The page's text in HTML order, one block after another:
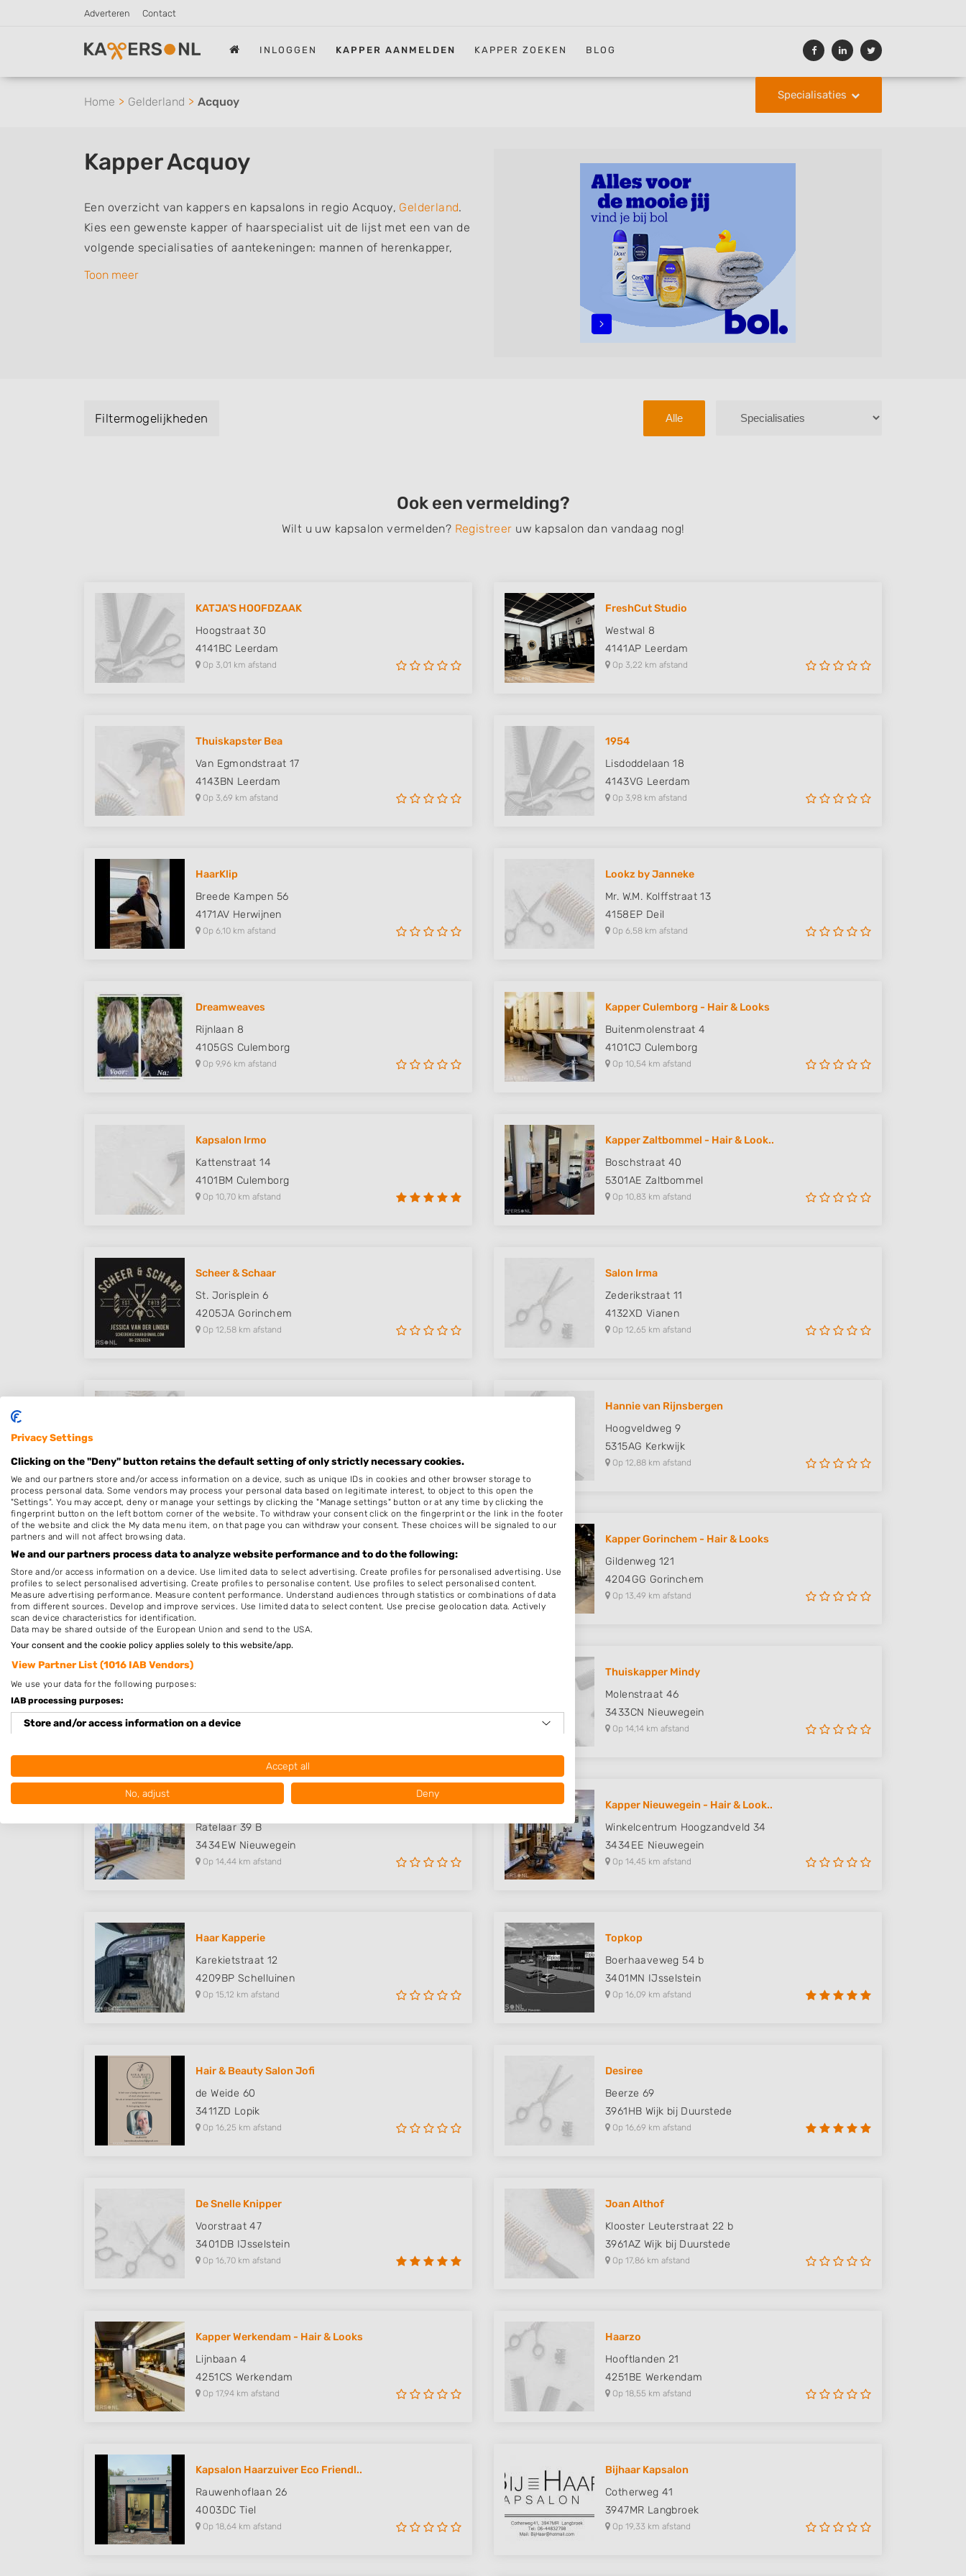
Adverteren Contact
INLOGGEN KAPPER AANMELDEN KAPPER ZOEKEN BLOG
Specialisaties
Home Gelderland Acquoy
Kapper Acquoy
Een overzicht van kappers en kapsalons in regio Acquoy, Gelderland.
Kies een gewenste kapper of haarspecialist uit de lijst met een van de
volgende specialisaties of aantekeningen: mannen of herenkapper,
vrouwen of dameskapper, kinderkapper, thuiskapper, barber of kies voor
zuid, west en het centrum) van Acquoy.
Toon meer
Filtermogelijkheden Alle
Ook een vermelding?
Wilt u uw kapsalon vermelden? Registreer uw kapsalon dan vandaag nog!
KATJA'S HOOFDZAAK
Hoogstraat 30
4141BC Leerdam
Op 3,01 km afstand
FreshCut Studio
Westwal 8
4141AP Leerdam
Op 3,22 km afstand
Thuiskapster Bea
Van Egmondstraat 17
4143BN Leerdam
Op 3,69 km afstand
1954
Lisdoddelaan 18
4143VG Leerdam
Op 3,98 km afstand
HaarKlip
Breede Kampen 56
4171AV Herwijnen
Op 6,10 km afstand
Lookz by Janneke
Mr. W.M. Kolffstraat 13
4158EP Deil
Op 6,58 km afstand
Dreamweaves
Rijnlaan 8
4105GS Culemborg
Op 9,96 km afstand
Kapper Culemborg - Hair & Looks
Buitenmolenstraat 4
4101CJ Culemborg
Op 10,54 km afstand
Kapsalon Irmo
Kattenstraat 14
4101BM Culemborg
Op 10,70 km afstand
Kapper Zaltbommel - Hair & Look..
Boschstraat 40
5301AE Zaltbommel
Op 10,83 km afstand
Scheer & Schaar
St. Jorisplein 6
4205JA Gorinchem
Op 12,58 km afstand
Salon Irma
Zederikstraat 11
4132XD Vianen
Op 12,65 km afstand
Op 12,79 km afstand
Hannie van Rijnsbergen
Hoogveldweg 9
5315AG Kerkwijk
Op 12,88 km afstand
Wickenburghselaan 2
3998JW Schalkwijk
Op 13,24 km afstand
Kapper Gorinchem - Hair & Looks
Gildenweg 121
4204GG Gorinchem
Op 13,49 km afstand
4204TS Gorinchem
Op 13,59 km afstand
Thuiskapper Mindy
Molenstraat 46
3433CN Nieuwegein
Op 14,14 km afstand
Schoonheidssalon & kapsalon de..
Ratelaar 39 B
3434EW Nieuwegein
Op 14,44 km afstand
Kapper Nieuwegein - Hair & Look..
Winkelcentrum Hoogzandveld 34
3434EE Nieuwegein
Op 14,45 km afstand
Haar Kapperie
Karekietstraat 12
4209BP Schelluinen
Op 15,12 km afstand
Topkop
Boerhaaveweg 54 b
3401MN IJsselstein
Op 16,09 km afstand
Hair & Beauty Salon Jofi
de Weide 60
3411ZD Lopik
Op 16,25 km afstand
Desiree
Beerze 69
3961HB Wijk bij Duurstede
Op 16,69 km afstand
De Snelle Knipper
Voorstraat 47
3401DB IJsselstein
Op 16,70 km afstand
Joan Althof
Klooster Leuterstraat 22 b
3961AZ Wijk bij Duurstede
Op 17,86 km afstand
Kapper Werkendam - Hair & Looks
Lijnbaan 4
4251CS Werkendam
Op 17,94 km afstand
Haarzo
Hooftlanden 21
4251BE Werkendam
Op 18,55 km afstand
Kapsalon Haarzuiver Eco Friendl..
Rauwenhoflaan 26
4003DC Tiel
Op 18,64 km afstand
Bijhaar Kapsalon
Cotherweg 41
3947MR Langbroek
Op 19,33 km afstand
Privacy Settings
Clicking on the "Deny" button retains the default setting of only strictly necessary cookies.
We and our partners store and/or access information on a device, such as unique IDs in cookies and other browser storage to
process personal data. Some vendors may process your personal data based on legitimate interest, to object to this open the
"Settings". You may accept, deny or manage your settings by clicking the "Manage settings" button or at any time by clicking the
fingerprint button on the left bottom corner of the website. To withdraw your consent click on the fingerprint or the link in the footer
of the website and click the My data menu item, on that page you can withdraw your consent. These choices will be signaled to our
partners and will not affect browsing data.
We and our partners process data to analyze website performance and to do the following:
Store and/or access information on a device. Use limited data to select advertising. Create profiles for personalised advertising. Use
profiles to select personalised advertising. Create profiles to personalise content. Use profiles to select personalised content.
Measure advertising performance. Measure content performance. Understand audiences through statistics or combinations of data
from different sources. Develop and improve services. Use limited data to select content. Use precise geolocation data. Actively
scan device characteristics for identification.
Data may be shared outside of the European Union and send to the USA.
Your consent and the cookie policy applies solely to this website/app.
View Partner List (1016 IAB Vendors)
We use your data for the following purposes:
IAB processing purposes:
Store and/or access information on a device
Create profiles for personalised advertising
Create profiles to personalise content
Use profiles to select personalised content
Measure content performance
Understand audiences through statistics or combinations of data from different
Develop and improve services
IAB Special Features:
Use precise geolocation data
Identify devices based on information actively requested
Non-IAB processing purposes:
Accept all
No, adjust Deny